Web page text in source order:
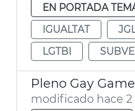
EN PORTADA
IGUALTAT
LGTBI
Pleno Gay
modificado hace 2